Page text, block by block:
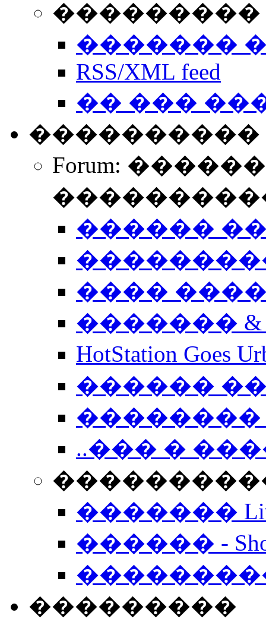
���������
�������
RSS/XML feed
�� ���
����������
Forum:
������
����
�������
HotStation
������
��������
..��� �
����������
�������
������ -
���������